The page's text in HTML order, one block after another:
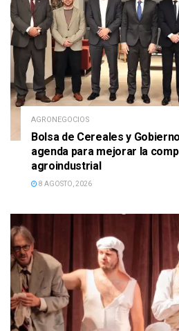
AGRONEGOCIOS
Bolsa de Cereales y
agenda para mejorar la
agroindustrial
8 AGOSTO, 2026